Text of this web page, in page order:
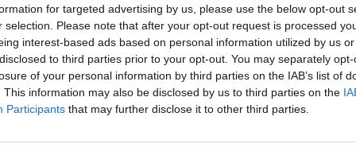
for targeted advertising by us, please use the below opt-out
selection. Please note that after your opt-out request is processed
interest-based ads based on personal information utilized by us
to third parties prior to your opt-out. You may separately
of your personal information by third parties on the IAB’s list of
This information may also be disclosed by us to third parties on the
Participants that may further disclose it to other third parties.
σε βάρος των πιστώσεων του
έτους 2014.
σε Επιτροπές και Συμβούλια